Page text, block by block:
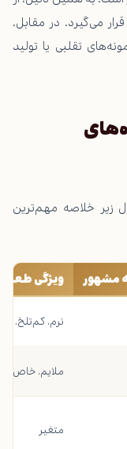
می‌گیرد. در مقابل،
تقلبی یا تولید
زیر خلاصه مهم‌ترین
مشهور ویژگی
نرم، کم‌تلخ،
ملایم، خاص،
متغیر